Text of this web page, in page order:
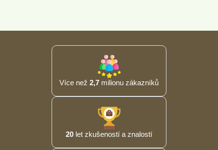
Více než 2,7 milionu zákazníků
20 let zkušeností a znalostí